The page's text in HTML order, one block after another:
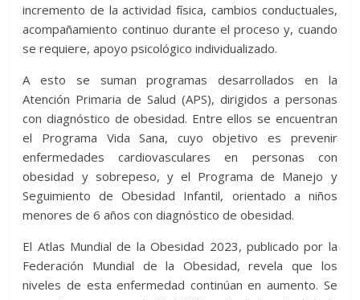
incremento de la actividad física, cambios conductuales,
acompañamiento continuo durante el proceso y, cuando
se requiere, apoyo psicológico individualizado.
A esto se suman programas desarrollados en la
Atención Primaria de Salud (APS), dirigidos a personas
con diagnóstico de obesidad. Entre ellos se encuentran
el Programa Vida Sana, cuyo objetivo es prevenir
enfermedades cardiovasculares en personas con
obesidad y sobrepeso, y el Programa de Manejo y
Seguimiento de Obesidad Infantil, orientado a niños
menores de 6 años con diagnóstico de obesidad.
El Atlas Mundial de la Obesidad 2023, publicado por la
Federación Mundial de la Obesidad, revela que los
niveles de esta enfermedad continúan en aumento. Se